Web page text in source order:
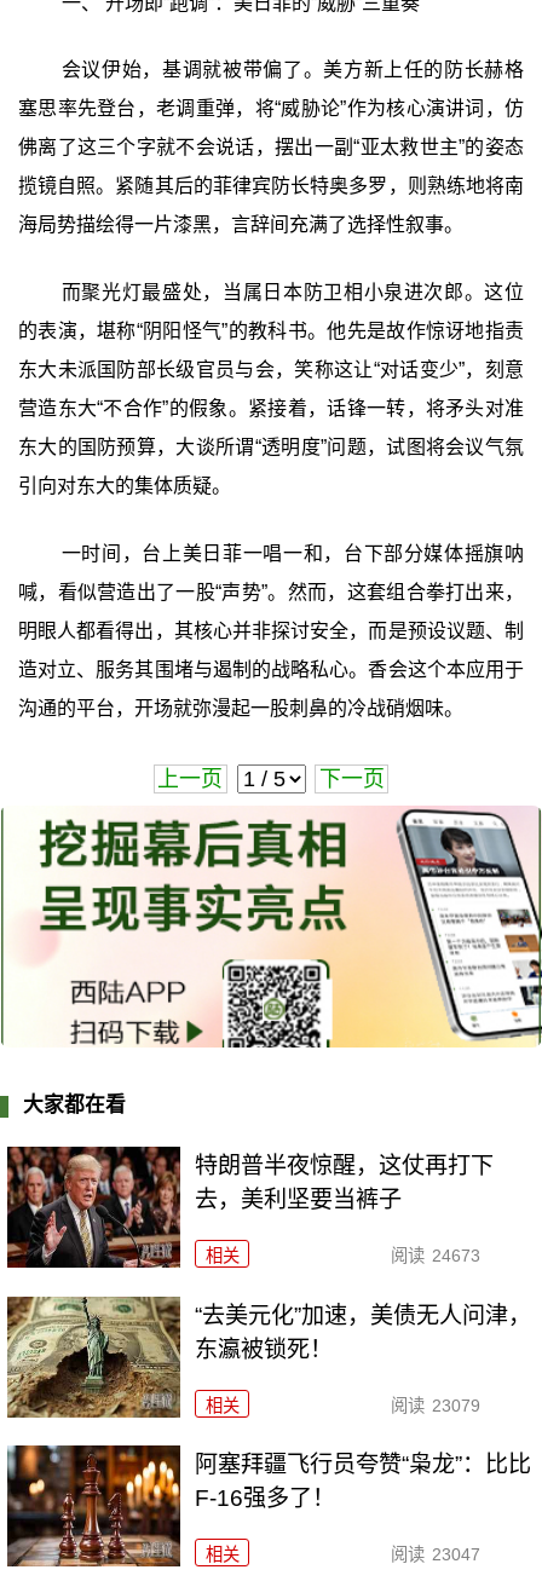
会议伊始，基调就被带偏了。美方新上任的防长赫格
塞思率先登台，老调重弹，将“威胁论”作为核心演讲词，仿
佛离了这三个字就不会说话，摆出一副“亚太救世主”的姿态
揽镜自照。紧随其后的菲律宾防长特奥多罗，则熟练地将南
海局势描绘得一片漆黑，言辞间充满了选择性叙事。
而聚光灯最盛处，当属日本防卫相小泉进次郎。这位
的表演，堪称“阴阳怪气”的教科书。他先是故作惊讶地指责
东大未派国防部长级官员与会，笑称这让“对话变少”，刻意
营造东大“不合作”的假象。紧接着，话锋一转，将矛头对准
东大的国防预算，大谈所谓“透明度”问题，试图将会议气氛
引向对东大的集体质疑。
一时间，台上美日菲一唱一和，台下部分媒体摇旗呐
喊，看似营造出了一股“声势”。然而，这套组合拳打出来，
明眼人都看得出，其核心并非探讨安全，而是预设议题、制
造对立、服务其围堵与遏制的战略私心。香会这个本应用于
沟通的平台，开场就弥漫起一股刺鼻的冷战硝烟味。
上一页 下一页
大家都在看
特朗普半夜惊醒，这仗再打下
去，美利坚要当裤子
相关 阅读 24673
“去美元化”加速，美债无人问津，
东瀛被锁死！
相关 阅读 23079
阿塞拜疆飞行员夸赞“枭龙”：比比
F-16强多了！
相关 阅读 23047